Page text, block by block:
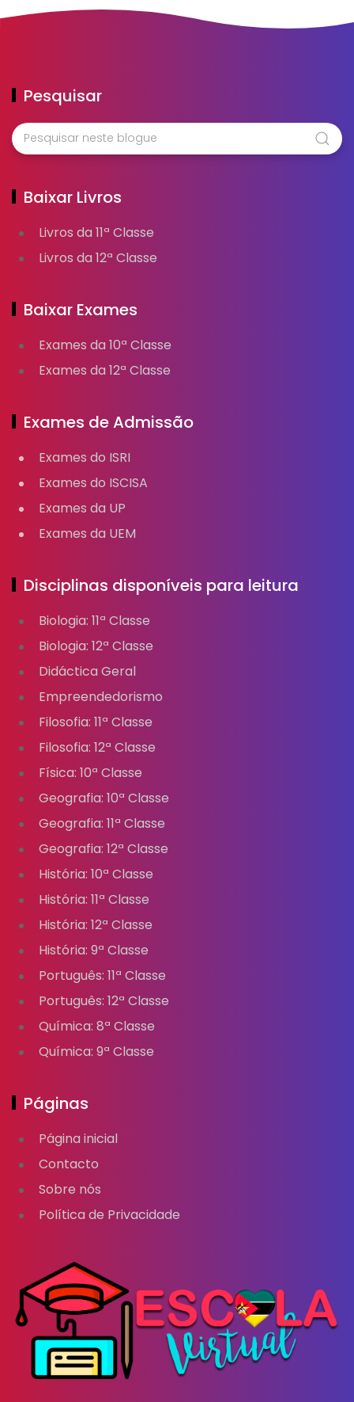
Pesquisar
Baixar Livros
Livros da 11ª Classe
Livros da 12ª Classe
Baixar Exames
Exames da 10ª Classe
Exames da 12ª Classe
Exames de Admissão
Exames do ISRI
Exames do ISCISA
Exames da UP
Exames da UEM
Disciplinas disponíveis para leitura
Biologia: 11ª Classe
Biologia: 12ª Classe
Didáctica Geral
Empreendedorismo
Filosofia: 11ª Classe
Filosofia: 12ª Classe
Física: 10ª Classe
Geografia: 10ª Classe
Geografia: 11ª Classe
Geografia: 12ª Classe
História: 10ª Classe
História: 11ª Classe
História: 12ª Classe
História: 9ª Classe
Português: 11ª Classe
Português: 12ª Classe
Química: 8ª Classe
Química: 9ª Classe
Páginas
Página inicial
Contacto
Sobre nós
Política de Privacidade